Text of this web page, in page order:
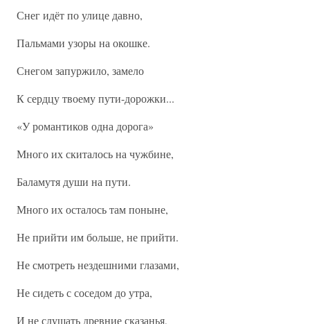
Снег идёт по улице давно,
Пальмами узоры на окошке.
Снегом запуржило, замело
К сердцу твоему пути-дорожки...
«У романтиков одна дорога»
Много их скиталось на чужбине,
Баламутя души на пути.
Много их осталось там поныне,
Не прийти им больше, не прийти.
Не смотреть нездешними глазами,
Не сидеть с соседом до утра,
И не слушать древние сказанья,